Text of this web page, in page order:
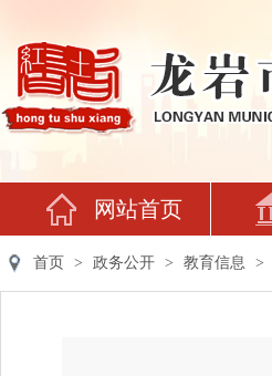
网站首页
首页 > 政务公开 > 教育信息 >